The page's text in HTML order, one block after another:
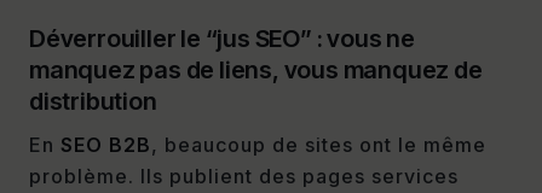
Déverrouiller le “jus SEO” : vous ne
manquez pas de liens, vous manquez de
distribution
En SEO B2B, beaucoup de sites ont le même
problème. Ils publient des pages services